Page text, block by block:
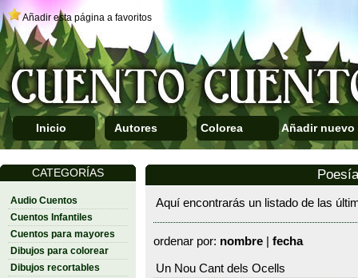
Añadir esta página a favoritos
Inicio Autores Colorea Añadir nuevo
CATEGORÍAS
Audio Cuentos
Cuentos Infantiles
Cuentos para mayores
Dibujos para colorear
Dibujos recortables
Aquí encontrarás un listado de las
ordenar por: nombre fecha
Un Nou Cant dels Ocells